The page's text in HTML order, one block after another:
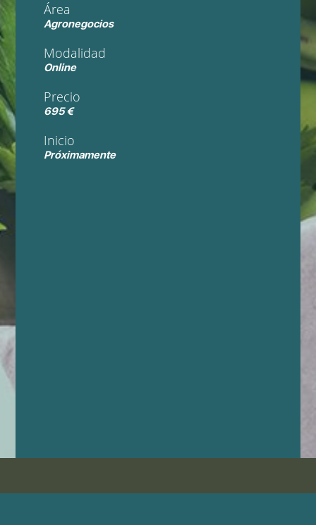
Área
Agronegocios
Modalidad
Online
Precio
695 €
Inicio
Próximamente